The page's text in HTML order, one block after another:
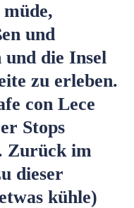
und
und die Insel
zu erleben.
con Lece
Stops
Zurück im
dieser
kühle)